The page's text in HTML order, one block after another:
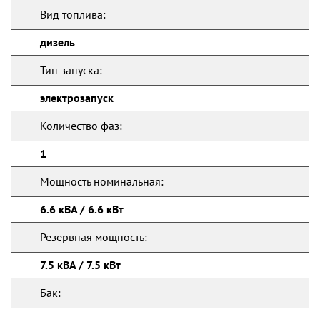
Вид топлива:
дизель
Тип запуска:
электрозапуск
Количество фаз:
1
Мощность номинальная:
6.6 кВА / 6.6 кВт
Резервная мощность:
7.5 кВА / 7.5 кВт
Бак: